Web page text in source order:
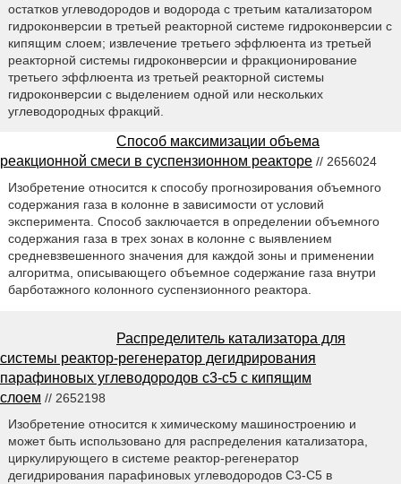
остатков углеводородов и водорода с третьим катализатором
гидроконверсии в третьей реакторной системе гидроконверсии с
кипящим слоем; извлечение третьего эффлюента из третьей
реакторной системы гидроконверсии и фракционирование
третьего эффлюента из третьей реакторной системы
гидроконверсии с выделением одной или нескольких
углеводородных фракций.
Способ максимизации объема
реакционной смеси в суспензионном реакторе // 2656024
Изобретение относится к способу прогнозирования объемного
содержания газа в колонне в зависимости от условий
эксперимента. Способ заключается в определении объемного
содержания газа в трех зонах в колонне с выявлением
средневзвешенного значения для каждой зоны и применении
алгоритма, описывающего объемное содержание газа внутри
барботажного колонного суспензионного реактора.
Распределитель катализатора для
системы реактор-регенератор дегидрирования
парафиновых углеводородов с3-с5 с кипящим
слоем // 2652198
Изобретение относится к химическому машиностроению и
может быть использовано для распределения катализатора,
циркулирующего в системе реактор-регенератор
дегидрирования парафиновых углеводородов С3-С5 в